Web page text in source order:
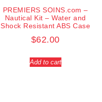
PREMIERS SOINS.com –
Nautical Kit – Water and
Shock Resistant ABS Case
$62.00
Add to cart